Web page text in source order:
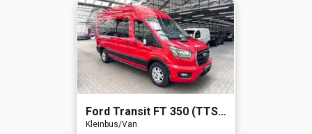
Ford Transit FT 350 (TTS) 2.0 TDCi DPF 350 L3 H2 Trend
Kleinbus/Van